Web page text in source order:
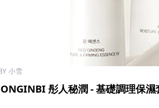
小雪
彤人秘潤 - 基礎調理保